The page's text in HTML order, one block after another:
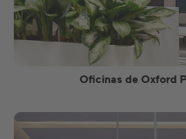
Oficinas de Oxford